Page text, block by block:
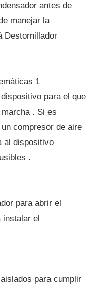
antes de
manejar la
Destornillador
1
para el que
. Si es
compresor de aire
al dispositivo
.
para abrir el
instalar el
para cumplir